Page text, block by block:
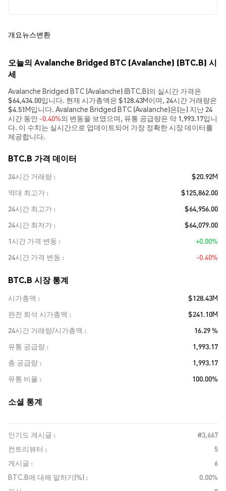
개요뉴스변환
오늘의 Avalanche Bridged BTC (Avalanche) (BTC.B) 시
세
Avalanche Bridged BTC (Avalanche) (BTC.B)의 실시간 가격은
$64,434.00입니다. 현재 시가총액은 $128.43M이며, 24시간 거래량은
$4.51M입니다. Avalanche Bridged BTC (Avalanche)은(는) 지난 24
시간 동안 -0.40%의 변동을 보였으며, 유통 공급량은 약 1,993.17입니
다. 이 수치는 실시간으로 업데이트되어 가장 정확한 시장 데이터를
제공합니다.
BTC.B 가격 데이터
24시간 거래량
$20.92M
역대 최고가
$125,862.00
24시간 최고가
$64,956.00
24시간 최저가
$64,079.00
1시간 가격 변동
+0.00%
24시간 가격 변동
-0.40%
BTC.B 시장 통계
시가총액
$128.43M
완전 희석 시가총액
$241.10M
24시간 거래량/시가총액
16.29 %
유통 공급량
1,993.17
총 공급량
1,993.17
유통 비율
100.00%
소셜 통계
인기도 게시글 :
#3,667
컨트리뷰터 :
5
게시글 :
6
BTC.B에 대해 말하기(%) :
0.00%